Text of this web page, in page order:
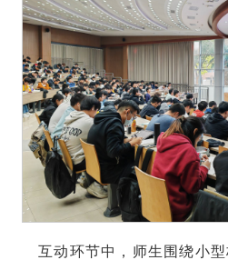
互动环节中，师生围绕小